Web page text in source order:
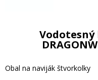
Obal na naviják štvorkolky